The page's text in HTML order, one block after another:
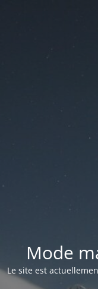
Mode
Le site est